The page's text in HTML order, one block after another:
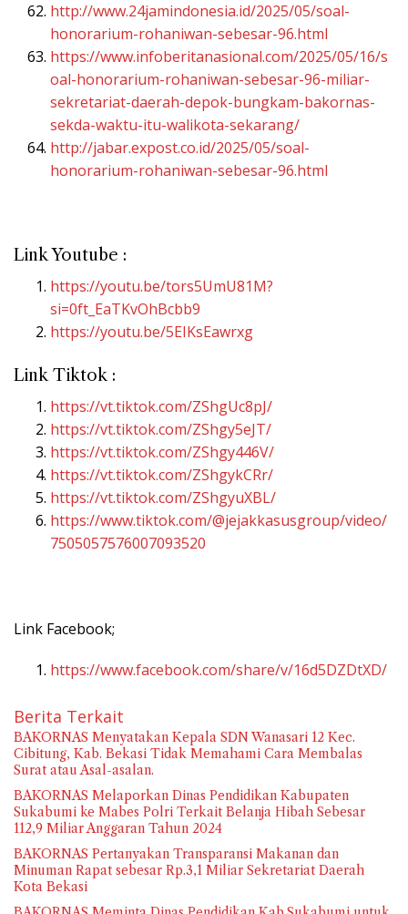
http://www.24jamindonesia.id/2025/05/soal-
honorarium-rohaniwan-sebesar-96.html
https://www.infoberitanasional.com/2025/05/16/s
oal-honorarium-rohaniwan-sebesar-96-miliar-
sekretariat-daerah-depok-bungkam-bakornas-
sekda-waktu-itu-walikota-sekarang/
http://jabar.expost.co.id/2025/05/soal-
honorarium-rohaniwan-sebesar-96.html
Link Youtube :
https://youtu.be/tors5UmU81M?
si=0ft_EaTKvOhBcbb9
https://youtu.be/5EIKsEawrxg
Link Tiktok :
https://vt.tiktok.com/ZShgUc8pJ/
https://vt.tiktok.com/ZShgy5eJT/
https://vt.tiktok.com/ZShgy446V/
https://vt.tiktok.com/ZShgykCRr/
https://vt.tiktok.com/ZShgyuXBL/
https://www.tiktok.com/@jejakkasusgroup/video/
7505057576007093520
Link Facebook;
https://www.facebook.com/share/v/16d5DZDtXD/
Berita Terkait
BAKORNAS Menyatakan Kepala SDN Wanasari 12 Kec.
Cibitung, Kab. Bekasi Tidak Memahami Cara Membalas
Surat atau Asal-asalan.
BAKORNAS Melaporkan Dinas Pendidikan Kabupaten
Sukabumi ke Mabes Polri Terkait Belanja Hibah Sebesar
112,9 Miliar Anggaran Tahun 2024
BAKORNAS Pertanyakan Transparansi Makanan dan
Minuman Rapat sebesar Rp.3,1 Miliar Sekretariat Daerah
Kota Bekasi